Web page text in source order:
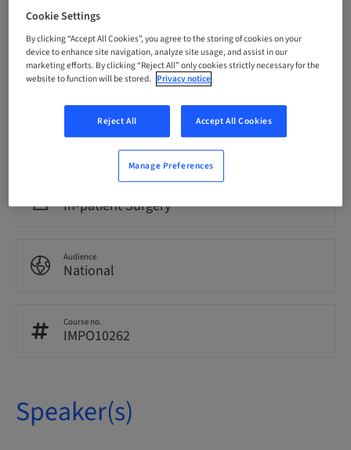
EUR 3950.00
Language
German
25.00 Points
In-patient Surgery
Audience
National
Course no.
IMPO10262
Speaker(s)
Cookie Settings
By clicking “Accept All Cookies”, you agree to the storing of cookies on your
device to enhance site navigation, analyze site usage, and assist in our
marketing efforts. By clicking “Reject All” only cookies strictly necessary for the
website to function will be stored. Privacy notice
Reject All Accept All Cookies
Manage Preferences